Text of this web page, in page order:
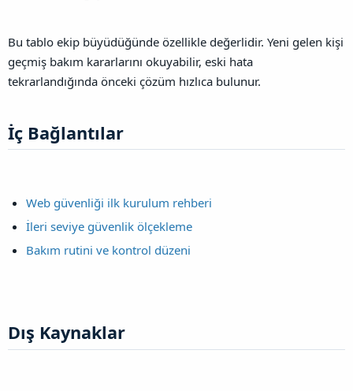
Bu tablo ekip büyüdüğünde özellikle değerlidir. Yeni gelen kişi
geçmiş bakım kararlarını okuyabilir, eski hata
tekrarlandığında önceki çözüm hızlıca bulunur.
İç Bağlantılar​
Web güvenliği ilk kurulum rehberi
İleri seviye güvenlik ölçekleme
Bakım rutini ve kontrol düzeni
Dış Kaynaklar​